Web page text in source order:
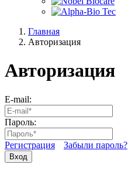
Главная
Авторизация
Авторизация
E-mail:
Пароль:
Регистрация Забыли пароль?
Вход